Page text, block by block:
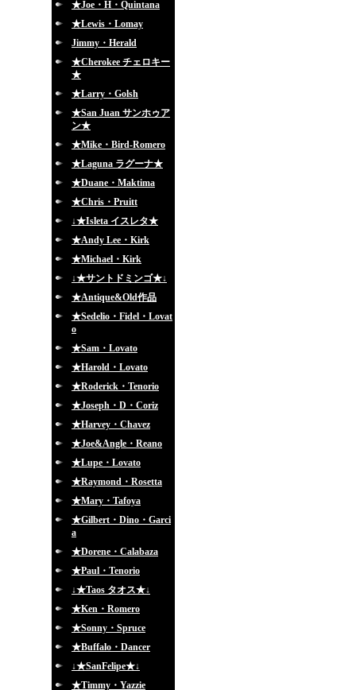
★Joe・H・Quintana
★Lewis・Lomay
Jimmy・Herald
★Cherokee チェロキー
★
★Larry・Golsh
★San Juan サンホゥア
ン★
★Mike・Bird-Romero
★Laguna ラグーナ★
★Duane・Maktima
★Chris・Pruitt
↓★Isleta イスレタ★
★Andy Lee・Kirk
★Michael・Kirk
↓★サントドミンゴ★↓
★Antique&Old作品
★Sedelio・Fidel・Lovat
o
★Sam・Lovato
★Harold・Lovato
★Roderick・Tenorio
★Joseph・D・Coriz
★Harvey・Chavez
★Joe&Angle・Reano
★Lupe・Lovato
★Raymond・Rosetta
★Mary・Tafoya
★Gilbert・Dino・Garci
a
★Dorene・Calabaza
★Paul・Tenorio
↓★Taos タオス★↓
★Ken・Romero
★Sonny・Spruce
★Buffalo・Dancer
↓★SanFelipe★↓
★Timmy・Yazzie